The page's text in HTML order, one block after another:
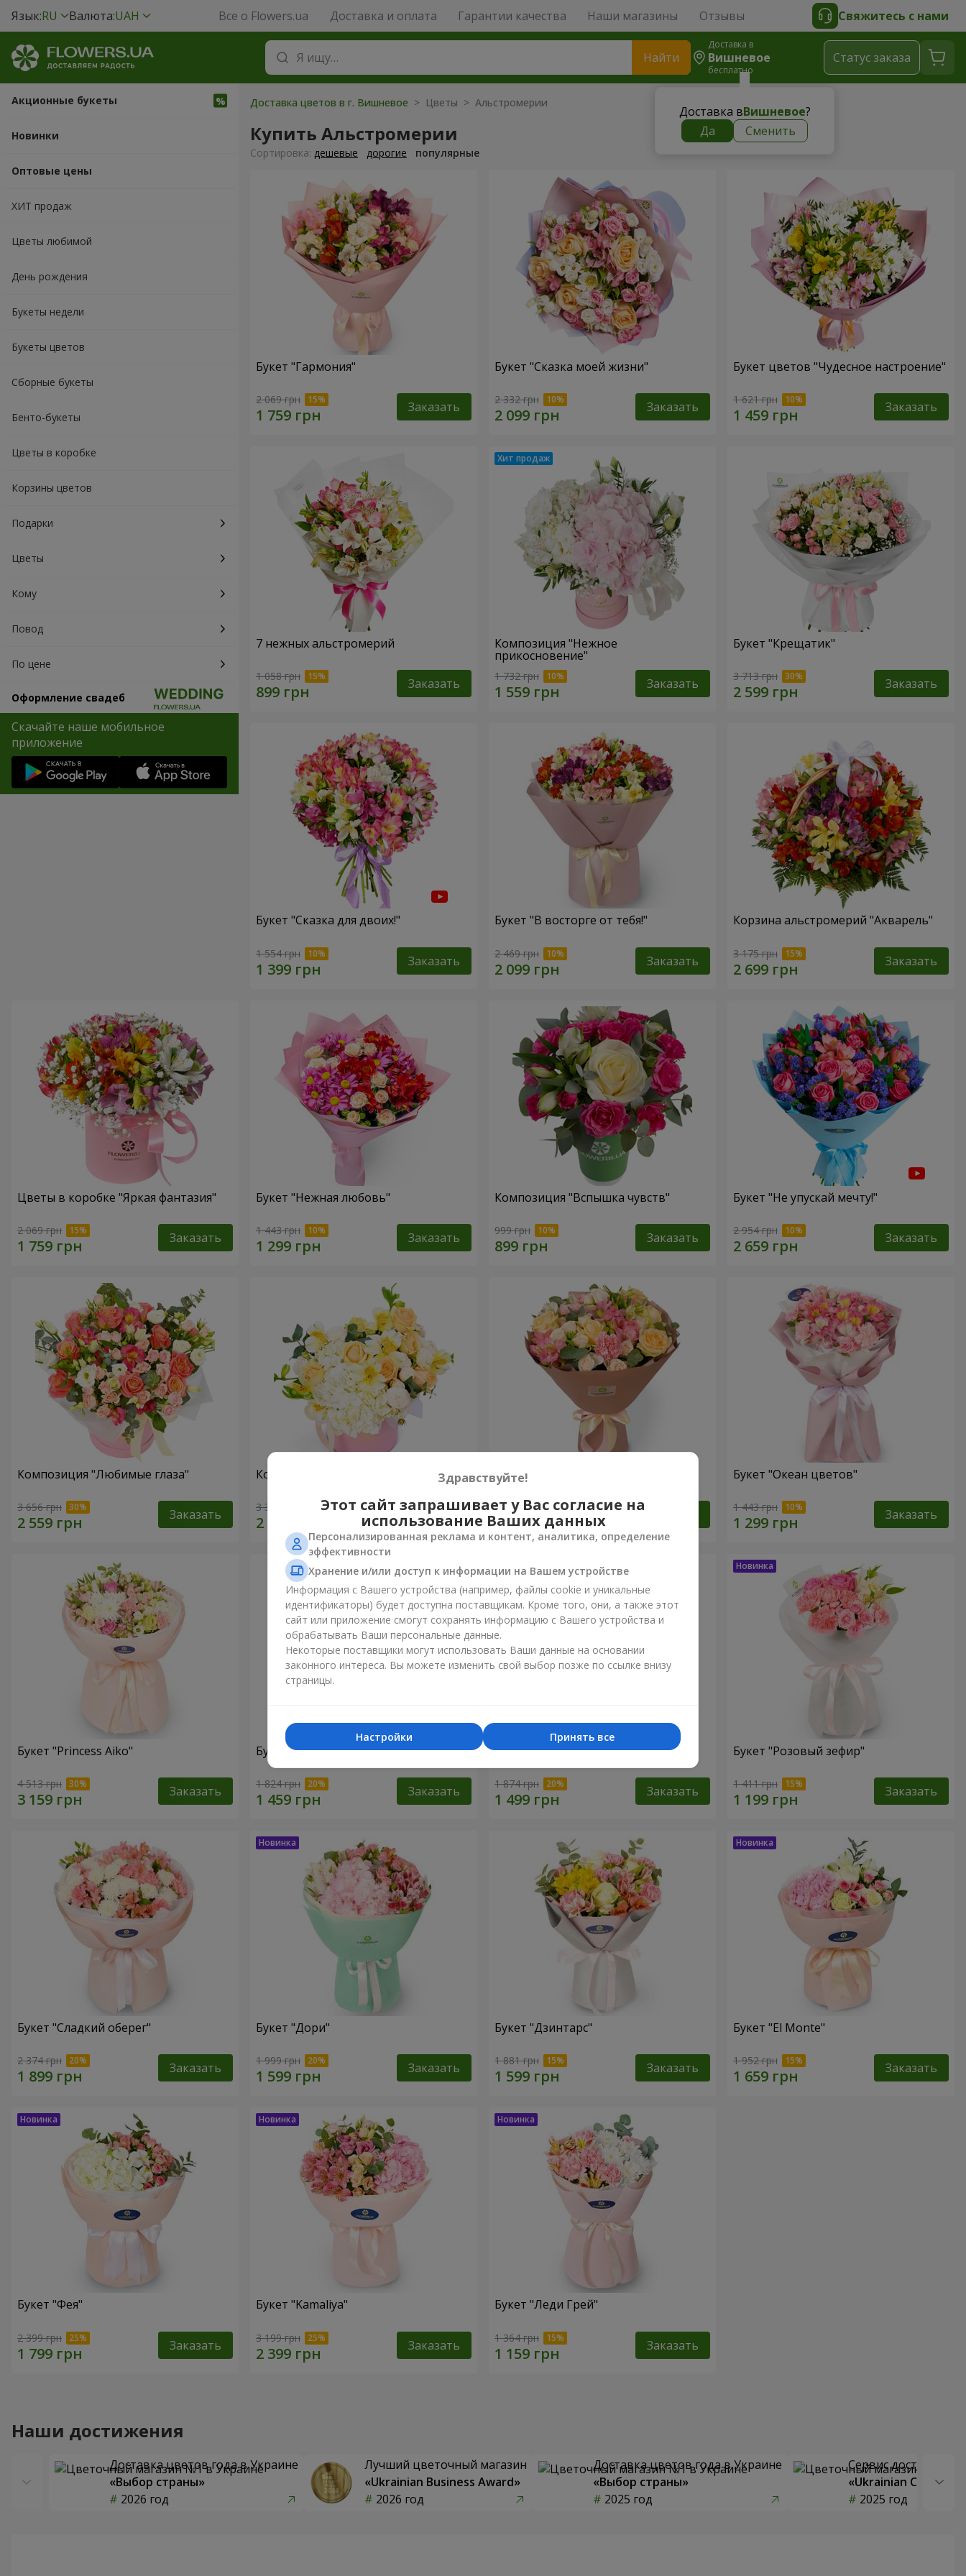
Язык:RU Валюта:UAH Все о Flowers.ua Доставка и оплата Гарантии качества Наши магазины Отзывы Свяжитесь с нами
Найти
Доставка в
Вишневое
бесплатно
Доставка вВишневое?
Да
Сменить
Cтатус заказа
Акционные букеты
Новинки
Оптовые цены
ХИТ продаж
Цветы любимой
День рождения
Букеты недели
Букеты цветов
Сборные букеты
Бенто-букеты
Цветы в коробке
Корзины цветов
Подарки
Цветы
Кому
Повод
По цене
Оформление свадеб
Скачайте наше мобильное
приложение
Доставка цветов в г. Вишневое > Цветы > Альстромерии
Купить Альстромерии
Cортировка: дешевые дорогие популярные
Букет "Гармония"
2 069 грн Заказать
Букет "Сказка моей жизни"
2 332 грн Заказать
Букет цветов "Чудесное настроение"
1 621 грн Заказать
7 нежных альстромерий
1 058 грн Заказать
Композиция "Нежное
прикосновение"
1 732 грн Заказать
Букет "Крещатик"
3 713 грн Заказать
Букет "Сказка для двоих!"
1 554 грн Заказать
Букет "В восторге от тебя!"
2 469 грн Заказать
Корзина альстромерий "Акварель"
3 175 грн Заказать
Цветы в коробке "Яркая фантазия"
2 069 грн Заказать
Букет "Нежная любовь"
1 443 грн Заказать
Композиция "Вспышка чувств"
999 грн Заказать
Букет "Не упускай мечту!"
2 954 грн Заказать
Композиция "Любимые глаза"
3 656 грн Заказать
Композиция "Absolute"
3 332 грн Заказать
Букет "Шедевр"
2 449 грн
Букет "Океан цветов"
1 443 грн Заказать
Букет "Princess Aiko"
4 513 грн Заказать
Букет "Ариэль"
1 824 грн Заказать
Букет "Светлана"
1 874 грн Заказать
Букет "Розовый зефир"
1 411 грн Заказать
Букет "Сладкий оберег"
2 374 грн Заказать
Букет "Дори"
1 999 грн Заказать
Букет "Дзинтарс"
1 881 грн Заказать
Букет "El Monte"
1 952 грн Заказать
Букет "Фея"
2 399 грн Заказать
Букет "Kamaliya"
3 199 грн Заказать
Букет "Леди Грей"
1 364 грн Заказать
Наши достижения
Доставка цветов года в Украине
«Выбор страны»
2026 год
Лучший цветочный магазин
«Ukrainian Business Award»
2026 год
Доставка цветов года в Украине
«Выбор страны»
2025 год
Сервис доставки
«Ukrainian Choice»
2025 год
Здравствуйте!
Этот сайт запрашивает у Вас согласие на
использование Ваших данных
Персонализированная реклама и контент, аналитика, определение
эффективности
Хранение и/или доступ к информации на Вашем устройстве
Информация с Вашего устройства (например, файлы cookie и уникальные
идентификаторы) будет доступна поставщикам. Кроме того, они, а также этот
сайт или приложение смогут сохранять информацию с Вашего устройства и
обрабатывать Ваши персональные данные.
Некоторые поставщики могут использовать Ваши данные на основании
законного интереса. Вы можете изменить свой выбор позже по ссылке внизу
страницы.
Принять все
Настройки